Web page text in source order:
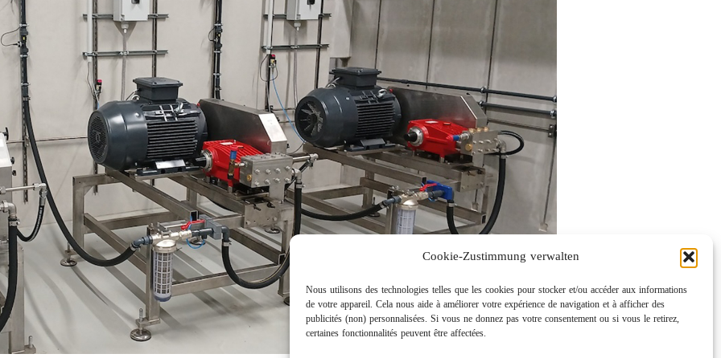
Cookie-Zustimmung verwalten
Nous utilisons des technologies telles que les cookies pour stocker et/ou accéder aux informations
de votre appareil. Cela nous aide à améliorer votre expérience de navigation et à afficher des
publicités (non) personnalisées. Si vous ne donnez pas votre consentement ou si vous le retirez,
certaines fonctionnalités peuvent être affectées.